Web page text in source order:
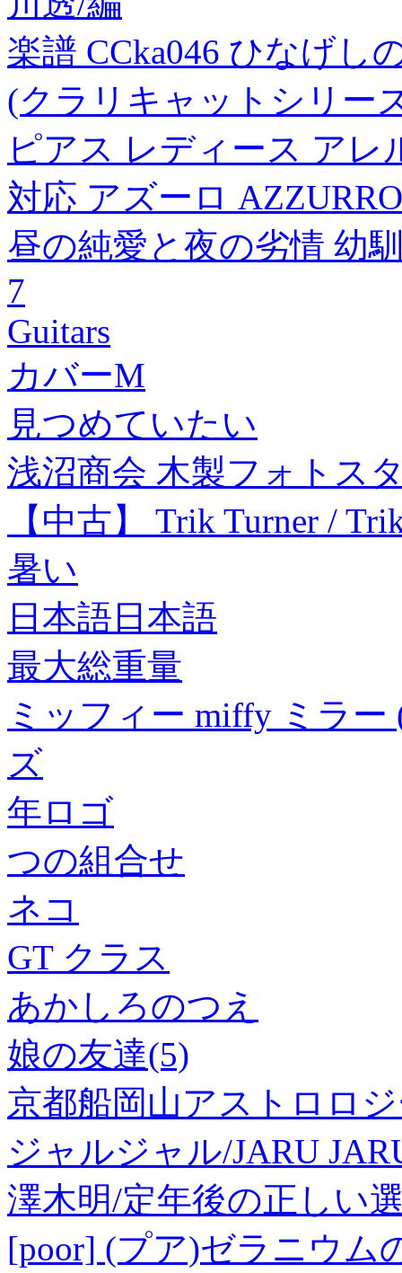
楽譜 CCka046 ひなげし
(クラリキャットシリー
ピアス レディース アレ
対応 アズーロ
昼の純愛と夜の劣情 幼
7
Guitars
カバーM
見つめていたい
浅沼商会 木製フォトス
【中古】 Trik Turner /
暑い
日本語日本語
最大総重量
ミッフィー miffy ミラ
ズ
年ロゴ
つの組合せ
ネコ
GT クラス
あかしろのつえ
娘の友達(5)
京都船岡山アストロロ
ジャルジャル/JARU
澤木明/定年後の正しい
[poor] (プア)ゼラニウム